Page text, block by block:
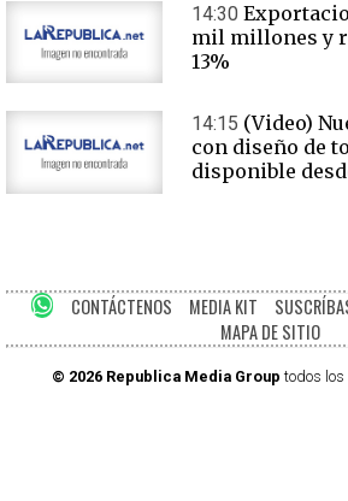
14:30
mil millones y
13%
14:15 (Video)
con diseño de
disponible
CONTÁCTENOS MEDIA KIT
MAPA DE SITIO
© 2026 Republica Media Group todos los